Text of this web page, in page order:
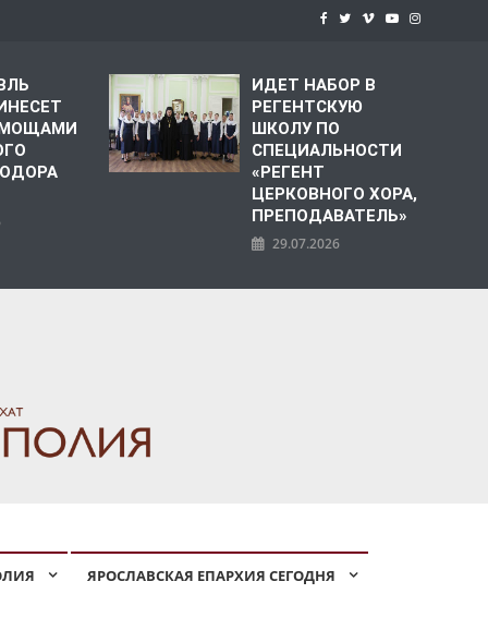
МОЩАМИ
ИДЕТ НАБОР В
РЕГЕНТСКУЮ
ШКОЛУ ПО
СПЕЦИАЛЬНОСТИ
«РЕГЕНТ
ЦЕРКОВНОГО ХОРА,
ПРЕПОДАВАТЕЛЬ»
29.07.2026
ЯРОСЛАВСКАЯ ЕПАРХИЯ СЕГОДНЯ